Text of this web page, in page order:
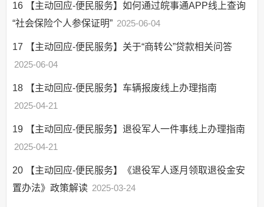
16
【主动回应-便民服务】如何通过皖事通APP线上查询
“社会保险个人参保证明” 2025-06-04
17
【主动回应-便民服务】关于“商转公”贷款相关问答
2025-06-04
18
【主动回应-便民服务】车辆报废线上办理指南
2025-04-21
19
【主动回应-便民服务】退役军人一件事线上办理指南
2025-04-21
20
【主动回应-便民服务】《退役军人逐月领取退役金安
置办法》政策解读 2025-03-24